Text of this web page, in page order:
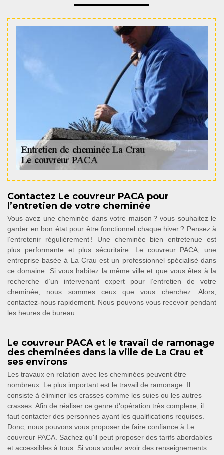
Contactez Le couvreur PACA pour
l’entretien de votre cheminée
Vous avez une cheminée dans votre maison ? vous souhaitez le
garder en bon état pour être fonctionnel chaque hiver ? Pensez à
l’entretenir régulièrement ! Une cheminée bien entretenue est
plus performante et plus sécuritaire. Le couvreur PACA, une
entreprise basée à La Crau est un professionnel spécialisé dans
ce domaine. Si vous habitez la même ville et que vous êtes à la
recherche d’un intervenant expert pour l’entretien de votre
cheminée, nous sommes ceux que vous cherchez. Alors,
contactez-nous rapidement. Nous pouvons vous recevoir pendant
les heures de bureau.
Le couvreur PACA et le travail de ramonage
des cheminées dans la ville de La Crau et
ses environs
Les travaux en relation avec les cheminées peuvent être
nombreux. Le plus important est le travail de ramonage. Il
consiste à éliminer les crasses comme les suies ou les autres
crasses. Afin de réaliser ce genre d'opération très complexe, il
faut contacter des personnes ayant les qualifications requises.
Donc, nous pouvons vous proposer de faire confiance à Le
couvreur PACA. Sachez qu'il peut proposer des tarifs abordables
et accessibles à tous. Si vous voulez avoir des renseignements